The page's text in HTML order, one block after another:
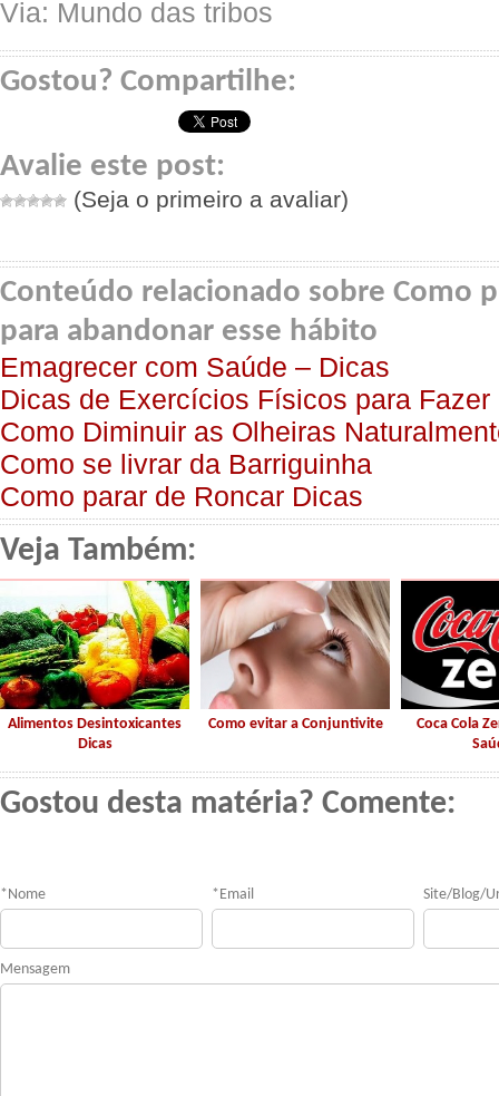
Via: Mundo das tribos
Gostou? Compartilhe:
Avalie este post:
(Seja o primeiro a avaliar)
Conteúdo relacionado sobre Como
para abandonar esse hábito
Emagrecer com Saúde – Dicas
Dicas de Exercícios Físicos para Fazer
Como Diminuir as Olheiras
Como se livrar da Barriguinha
Como parar de Roncar Dicas
Veja Também:
Alimentos Desintoxicantes
Dicas
Como evitar a Conjuntivite
Coca Cola
Gostou desta matéria? Comente:
* Nome * Email Site/Blog/
Mensagem